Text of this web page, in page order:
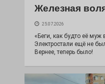
Железная
25.07.2026
«Беги, как будто её муж
Электростали ещё не
Вернее, теперь было!